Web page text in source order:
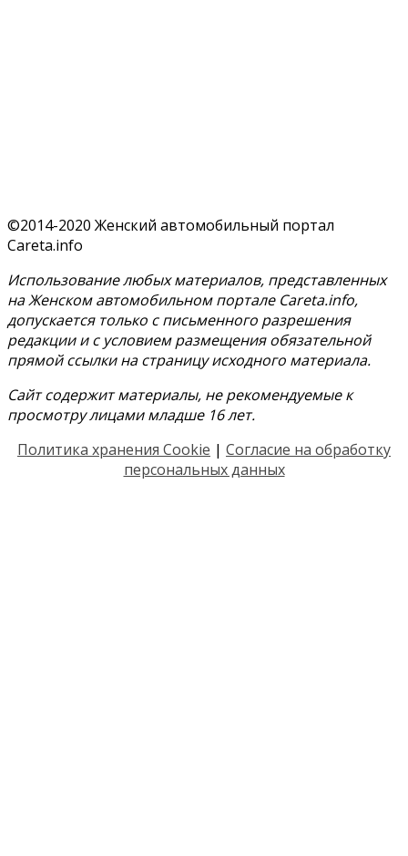
©2014-2020 Женский автомобильный портал
Careta.info
Использование любых материалов, представленных
на Женском автомобильном портале Careta.info,
допускается только с письменного разрешения
редакции и с условием размещения обязательной
прямой ссылки на страницу исходного материала.
Сайт содержит материалы, не рекомендуемые к
просмотру лицами младше 16 лет.
Политика хранения Cookie | Согласие на обработку
персональных данных